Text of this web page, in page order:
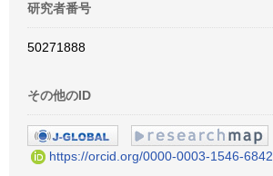
研究者番号
50271888
その他のID
https://orcid.org/0000-0003-1546-6842